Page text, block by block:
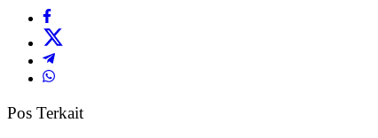
Pos Terkait